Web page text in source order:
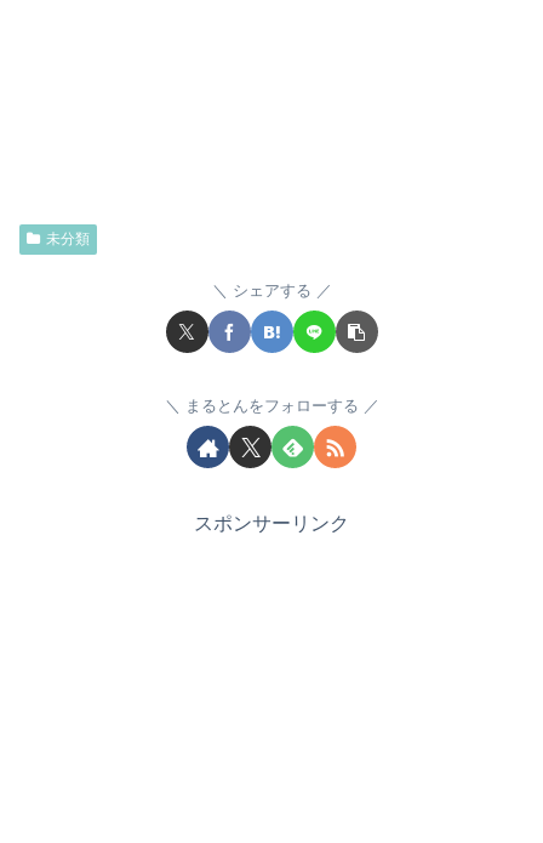
未分類
シェアする
まるとんをフォローする
スポンサーリンク